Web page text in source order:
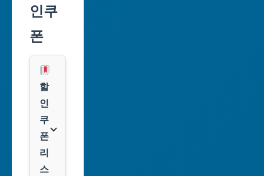
별
부
산
광
역
시
대
인쿠
폰
할
인
쿠
폰
리
스